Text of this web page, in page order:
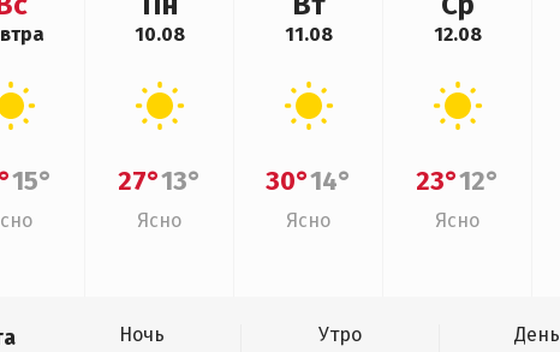
15°
10.08
27°13°
Ясно
11.08
30°14°
Ясно
12.08
23°12°
Ясно
Ночь Утро День